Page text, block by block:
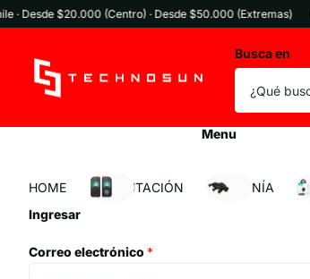
$20.000 (Centro) · Desde $50.000 (Extremas) 🏪
Busca en
Menu
HOME COMPUTACIÓN TELEFONÍA
Ingresar
Correo electrónico *